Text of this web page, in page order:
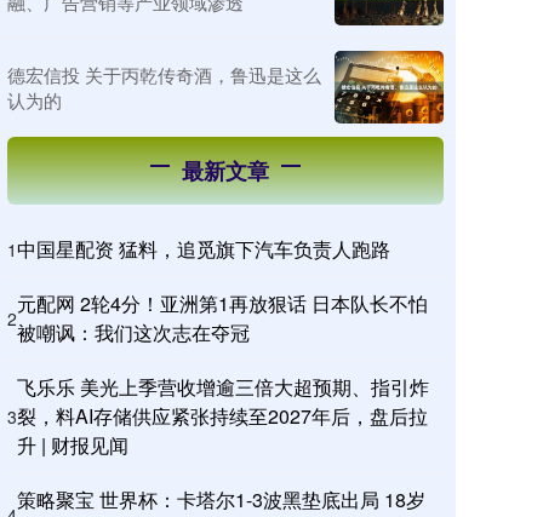
德宏信投 关于丙乾传奇酒，鲁迅是这么
认为的
最新文章
1中国星配资 猛料，追觅旗下汽车负责人跑路
2
元配网 2轮4分！亚洲第1再放狠话 日本队长不怕
被嘲讽：我们这次志在夺冠
3
飞乐乐 美光上季营收增逾三倍大超预期、指引炸
裂，料AI存储供应紧张持续至2027年后，盘后拉
升 | 财报见闻
策略聚宝 世界杯：卡塔尔1-3波黑垫底出局 18岁